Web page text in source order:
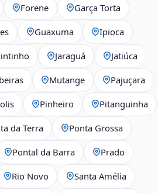
Forene Garça Torta
Guaxuma Ipioca
Jaraguá Jatiúca
Mutange Pajuçara
Pinheiro Pitanguinha
da Terra Ponta Grossa
Pontal da Barra Prado
Rio Novo Santa Amélia